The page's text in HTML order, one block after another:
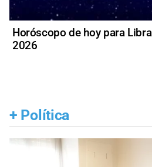
Horóscopo de hoy para
2026
+ Política